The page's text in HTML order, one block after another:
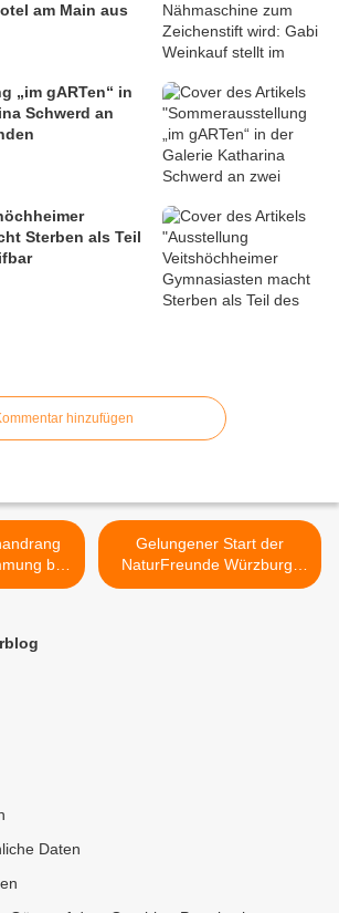
am Main aus
„im gARTen“ in
Schwerd an
Sterben als Teil
hinzufügen
bei
im
Gelungener Start der
NaturFreunde Würzburg-
Veitshöchheim in die neue
Daten